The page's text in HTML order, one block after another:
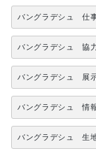
バングラデシュ 仕
バングラデシュ 協
バングラデシュ 展
バングラデシュ 情
バングラデシュ 生